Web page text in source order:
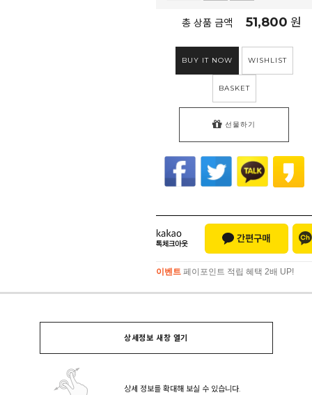
총 상품 금액 51,800 원
BUY IT NOW WISHLIST
BASKET
선물하기
이벤트 페이포인트 적립 혜택 2배 UP!
이벤트페이포인트 적립 혜택 2배 UP!
상세정보 새창 열기
상세 정보를 확대해 보실 수 있습니다.